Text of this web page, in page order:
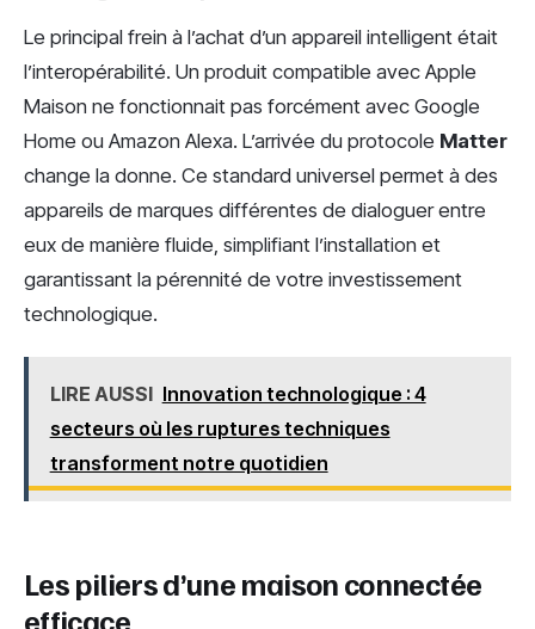
Le principal frein à l’achat d’un appareil intelligent était
l’interopérabilité. Un produit compatible avec Apple
Maison ne fonctionnait pas forcément avec Google
Home ou Amazon Alexa. L’arrivée du protocole Matter
change la donne. Ce standard universel permet à des
appareils de marques différentes de dialoguer entre
eux de manière fluide, simplifiant l’installation et
garantissant la pérennité de votre investissement
technologique.
LIRE AUSSI Innovation technologique : 4
secteurs où les ruptures techniques
transforment notre quotidien
Les piliers d’une maison connectée
efficace